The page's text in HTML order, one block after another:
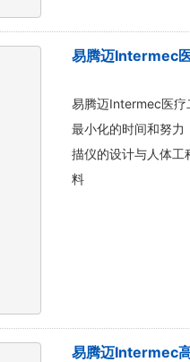
易腾迈Intermec
易腾迈Intermec医疗
最小化的时间和努力
描仪的设计与人体工
料
易腾迈Intermec